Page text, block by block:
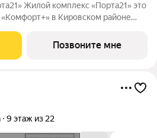
Жилой комплекс «Порта21» это
в Кировском районе
и ощущением спокойствия.
Позвоните мне
9 этаж из 22